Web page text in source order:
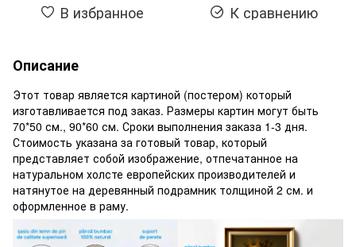
В избранное К сравнению
Описание
Этот товар является картиной (постером) который
изготавливается под заказ. Размеры картин могут быть
70*50 см., 90*60 см. Сроки выполнения заказа 1-3 дня.
Стоимость указана за готовый товар, который
представляет собой изображение, отпечатанное на
натуральном холсте европейских производителей и
натянутое на деревянный подрамник толщиной 2 см. и
оформленное в раму.